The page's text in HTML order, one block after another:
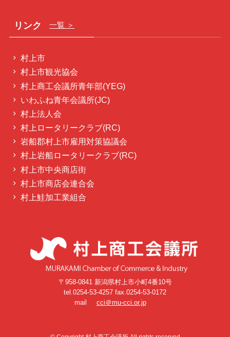
リンク
村上市
村上市観光協会
村上商工会議所青年部(YEG)
いわふね青年会議所(JC)
村上法人会
村上ロータリークラブ(RC)
岩船郡村上市雇用対策協議会
村上岩船ロータリークラブ(RC)
村上市中央商店街
村上市商店会連合会
村上鮭加工業組合
一覧 ＞
〒958-0841 新潟県村上市小町4番10号
tel.0254-53-4257 fax.0254-53-0172
mail
cci＠mu-cci.or.jp